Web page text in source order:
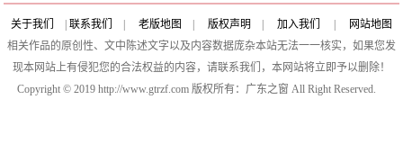
关于我们 联系我们 老版地图 版权声明 加入我们
网站地图
相关作品的原创性、文中陈述文字以及内容数据庞杂本站无法一一核实，如果您发
现本网站上有侵犯您的合法权益的内容，请联系我们，本网站将立即予以删除！
Copyright © 2019 http://www.gtrzf.com 版权所有：广东之窗 All Right Reserved.